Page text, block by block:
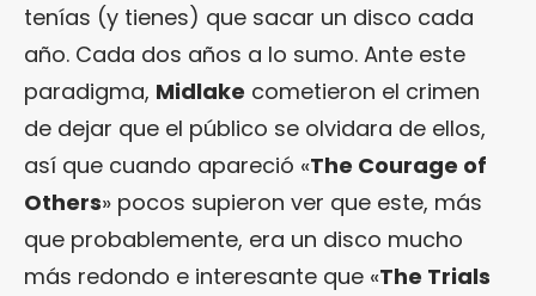
tenías (y tienes) que sacar un disco cada
año. Cada dos años a lo sumo. Ante este
paradigma, Midlake cometieron el crimen
de dejar que el público se olvidara de ellos,
así que cuando apareció «The Courage of
Others» pocos supieron ver que este, más
que probablemente, era un disco mucho
más redondo e interesante que «The Trials